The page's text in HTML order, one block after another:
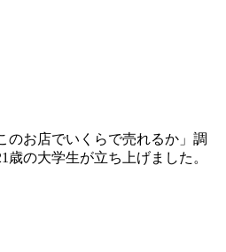
のお店でいくらで売れるか」調
の大学生が立ち上げました。